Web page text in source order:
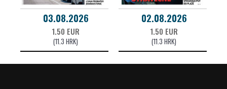
03.08.2026
1.50 EUR
(11.3 HRK)
02.08.2026
1.50 EUR
(11.3 HRK)